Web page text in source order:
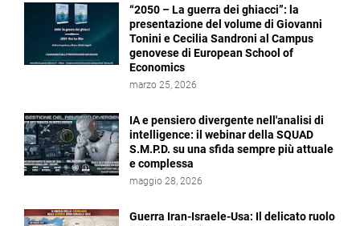
“2050 – La guerra dei ghiacci”: la
presentazione del volume di Giovanni
Tonini e Cecilia Sandroni al Campus
genovese di European School of
Economics
marzo 25, 2026
IA e pensiero divergente nell'analisi di
intelligence: il webinar della SQUAD
S.M.P.D. su una sfida sempre più attuale
e complessa
maggio 28, 2026
Guerra Iran-Israele-Usa: Il delicato ruolo